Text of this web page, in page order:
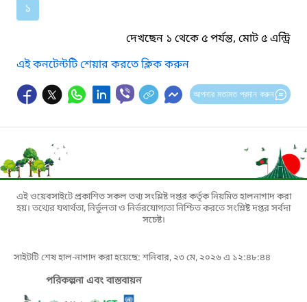
১
দেখছেন ১ থেকে ৫ পর্যন্ত, মোট ৫ এন্ট্রি
এই কনটেন্টটি শেয়ার করতে ক্লিক করুন
আপনার মতামত প্রদান করুন
এই ওয়েবসাইটে প্রকাশিত সকল তথ্য সংশ্লিষ্ট দপ্তর কর্তৃক নিয়মিত হালনাগাদ করা
হয়। তথ্যের যথার্থতা, নির্ভুলতা ও নির্ভরযোগ্যতা নিশ্চিত করতে সংশ্লিষ্ট দপ্তর সর্বদা
সচেষ্ট।
সাইটটি শেষ হাল-নাগাদ করা হয়েছে: শনিবার, ২৩ মে, ২০২৬ এ ১২:৪৮:৪৪
পরিকল্পনা এবং বাস্তবায়ন